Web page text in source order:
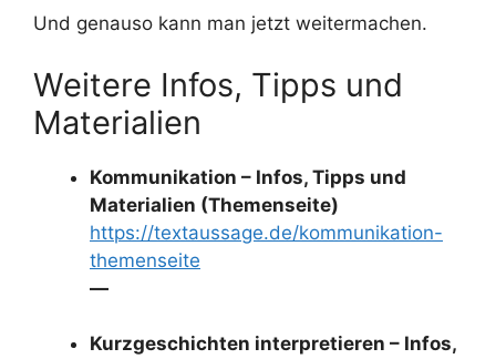
Und genauso kann man jetzt weitermachen.
Weitere Infos, Tipps und
Materialien
Kommunikation – Infos, Tipps und
Materialien (Themenseite)
https://textaussage.de/kommunikation-
themenseite
—
Kurzgeschichten interpretieren – Infos,